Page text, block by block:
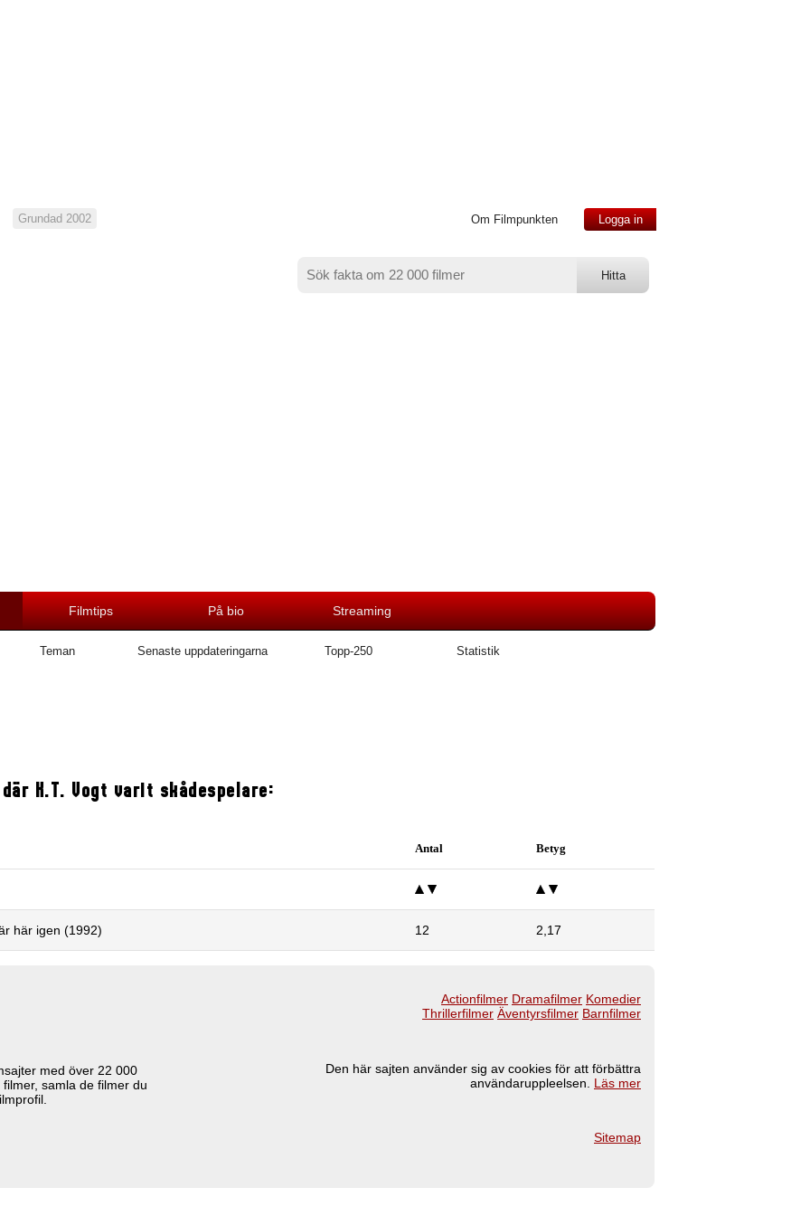
Grundad 2002 Om Filmpunkten Logga in
Filmtips På bio Streaming
Teman Senaste uppdateringarna Topp-250 Statistik
K.T. Vogt varit skådespelare:
Antal Betyg
här igen (1992) 12 2,17
med över 22 000
samla de filmer du
Actionfilmer Dramafilmer Komedier
Thrillerfilmer Äventyrsfilmer Barnfilmer
Den här sajten använder sig av cookies för att förbättra
användaruppleelsen. Läs mer
Sitemap